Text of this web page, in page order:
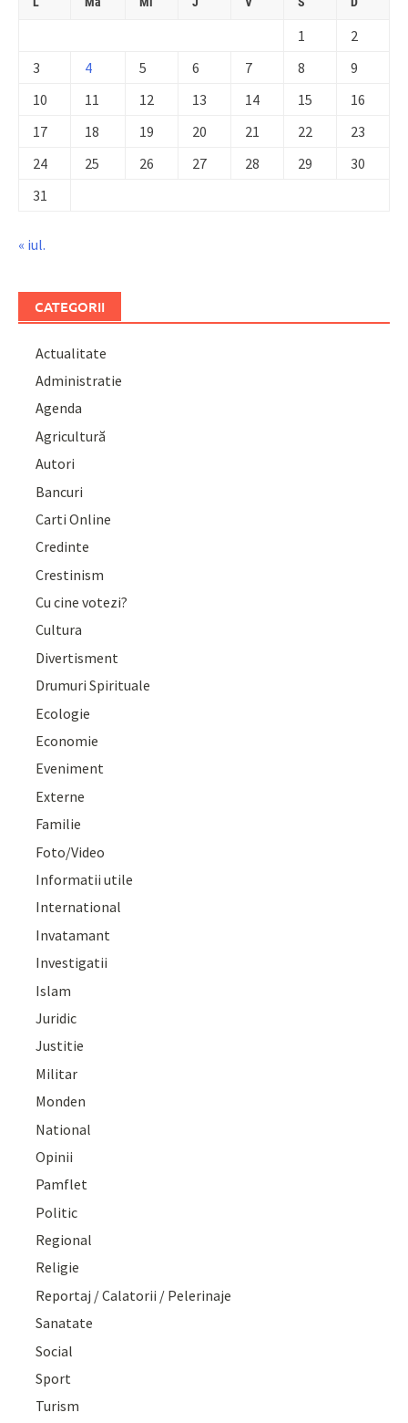
1
2
3
4 5 6 7 8
9
10
11 12 13 14 15
16
17
18 19 20 21 22
23
24
25 26 27 28 29
30
31
« iul.
CATEGORII
Actualitate
Administratie
Agenda
Agricultură
Autori
Bancuri
Carti Online
Credinte
Crestinism
Cu cine votezi?
Cultura
Divertisment
Drumuri Spirituale
Ecologie
Economie
Eveniment
Externe
Familie
Foto/Video
Informatii utile
International
Invatamant
Investigatii
Islam
Juridic
Justitie
Militar
Monden
National
Opinii
Pamflet
Politic
Regional
Religie
Reportaj / Calatorii / Pelerinaje
Sanatate
Social
Sport
Turism